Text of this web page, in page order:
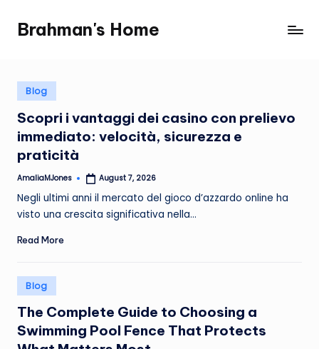
Brahman's Home
Spiritual
exploring
all
Posted
in
Blog
Scopri i vantaggi dei casino con prelievo
immediato: velocità, sicurezza e
praticità
Posted
AmaliaMJones August 7, 2026
Negli ultimi anni il mercato del gioco d’azzardo online ha
visto una crescita significativa nella…
Read More
Posted
in
Blog
The Complete Guide to Choosing a
Swimming Pool Fence That Protects